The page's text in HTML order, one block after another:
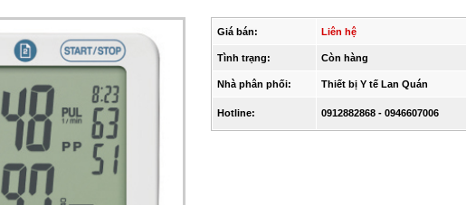
Giá bán: Liên hệ
Tình trạng: Còn hàng
Nhà phân phối: Thiết bị Y tế Lan Quán
Hotline: 0912882868 - 0946607006